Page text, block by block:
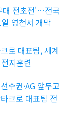
대 전초전'…전국
영천서 개막
로 대표팀, 세계
지훈련
수권·AG 앞두고
크로 대표팀 전